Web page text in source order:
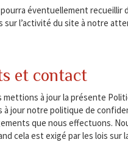
éventuellement recueillir
l’activité du site à notre
et contact
mettions à jour la présente
jour notre politique de
que nous effectuons.
cela est exigé par les lois sur